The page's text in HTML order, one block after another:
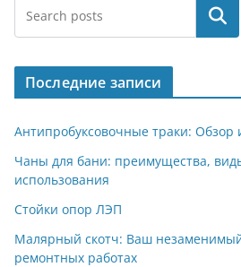
Поиск
Последние записи
Антипробуксовочные траки:
Чаны для бани: преимущества,
использования
Стойки опор ЛЭП
Малярный скотч: Ваш
ремонтных работах